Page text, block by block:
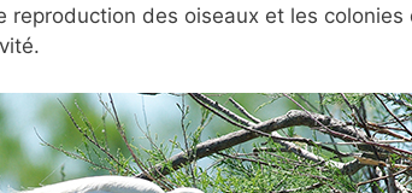
reproduction des oiseaux et les colonies